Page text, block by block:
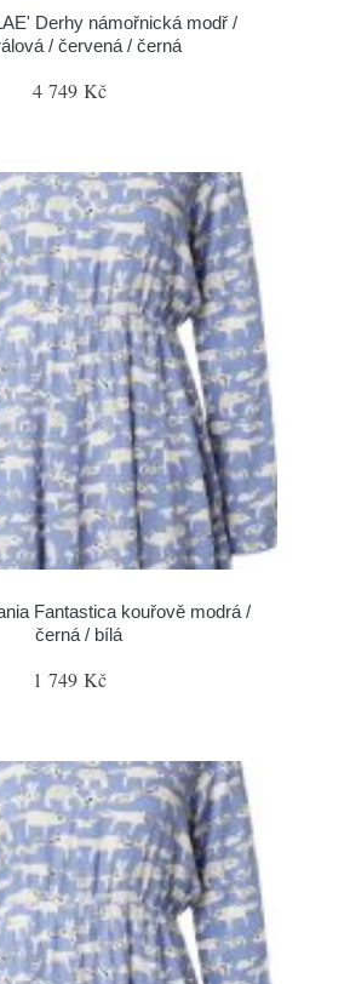
Derhy námořnická modř /
/ červená / černá
4 749 Kč
Fantastica kouřově modrá /
černá / bílá
1 749 Kč